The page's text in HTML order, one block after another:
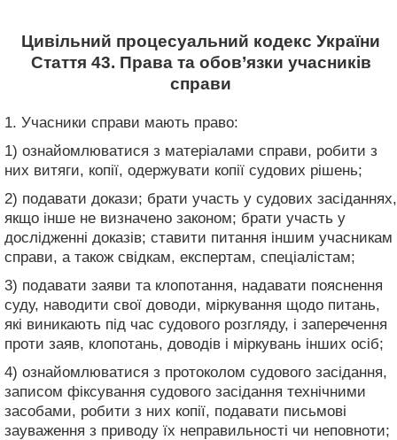
Цивільний процесуальний кодекс України
Стаття 43. Права та обов’язки учасників
справи
1. Учасники справи мають право:
1) ознайомлюватися з матеріалами справи, робити з
них витяги, копії, одержувати копії судових рішень;
2) подавати докази; брати участь у судових засіданнях,
якщо інше не визначено законом; брати участь у
дослідженні доказів; ставити питання іншим учасникам
справи, а також свідкам, експертам, спеціалістам;
3) подавати заяви та клопотання, надавати пояснення
суду, наводити свої доводи, міркування щодо питань,
які виникають під час судового розгляду, і заперечення
проти заяв, клопотань, доводів і міркувань інших осіб;
4) ознайомлюватися з протоколом судового засідання,
записом фіксування судового засідання технічними
засобами, робити з них копії, подавати письмові
зауваження з приводу їх неправильності чи неповноти;